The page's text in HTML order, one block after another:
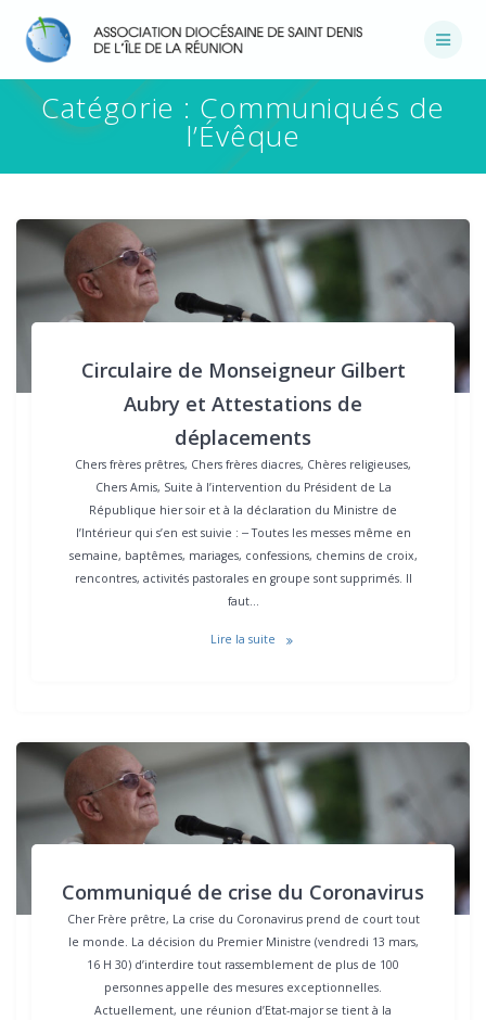
au
contenu
Catégorie : Communiqués de
l’Évêque
Circulaire de Monseigneur Gilbert
Aubry et Attestations de
déplacements
Chers frères prêtres, Chers frères diacres, Chères religieuses,
Chers Amis, Suite à l’intervention du Président de La
République hier soir et à la déclaration du Ministre de
l’Intérieur qui s’en est suivie : ‒ Toutes les messes même en
semaine, baptêmes, mariages, confessions, chemins de croix,
rencontres, activités pastorales en groupe sont supprimés. Il
faut…
Lire la suite
Communiqué de crise du Coronavirus
Cher Frère prêtre, La crise du Coronavirus prend de court tout
le monde. La décision du Premier Ministre (vendredi 13 mars,
16 H 30) d’interdire tout rassemblement de plus de 100
personnes appelle des mesures exceptionnelles.
Actuellement, une réunion d’Etat-major se tient à la